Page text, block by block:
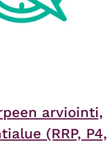
arviointi,
(RRP, P4,